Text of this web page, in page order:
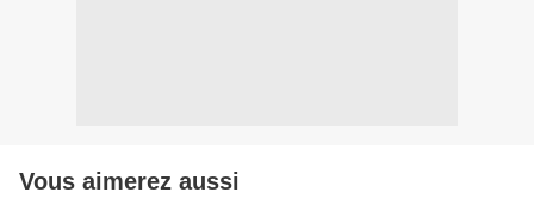
Vous aimerez aussi